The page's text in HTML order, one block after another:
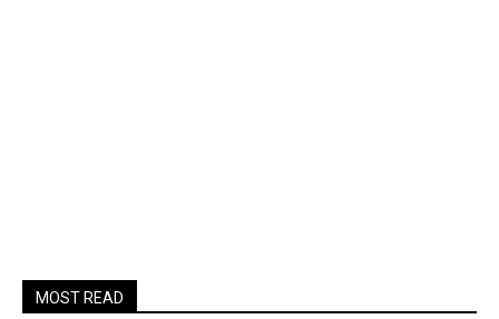
MOST READ